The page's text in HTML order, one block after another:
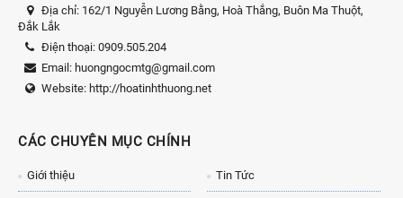
Địa chỉ: 162/1 Nguyễn Lương Bằng, Hoà Thắng, Buôn Ma Thuột,
Đắk Lắk
Điện thoại: 0909.505.204
Email: huongngocmtg@gmail.com
Website: http://hoatinhthuong.net
CÁC CHUYÊN MỤC CHÍNH
Giới thiệu Tin Tức